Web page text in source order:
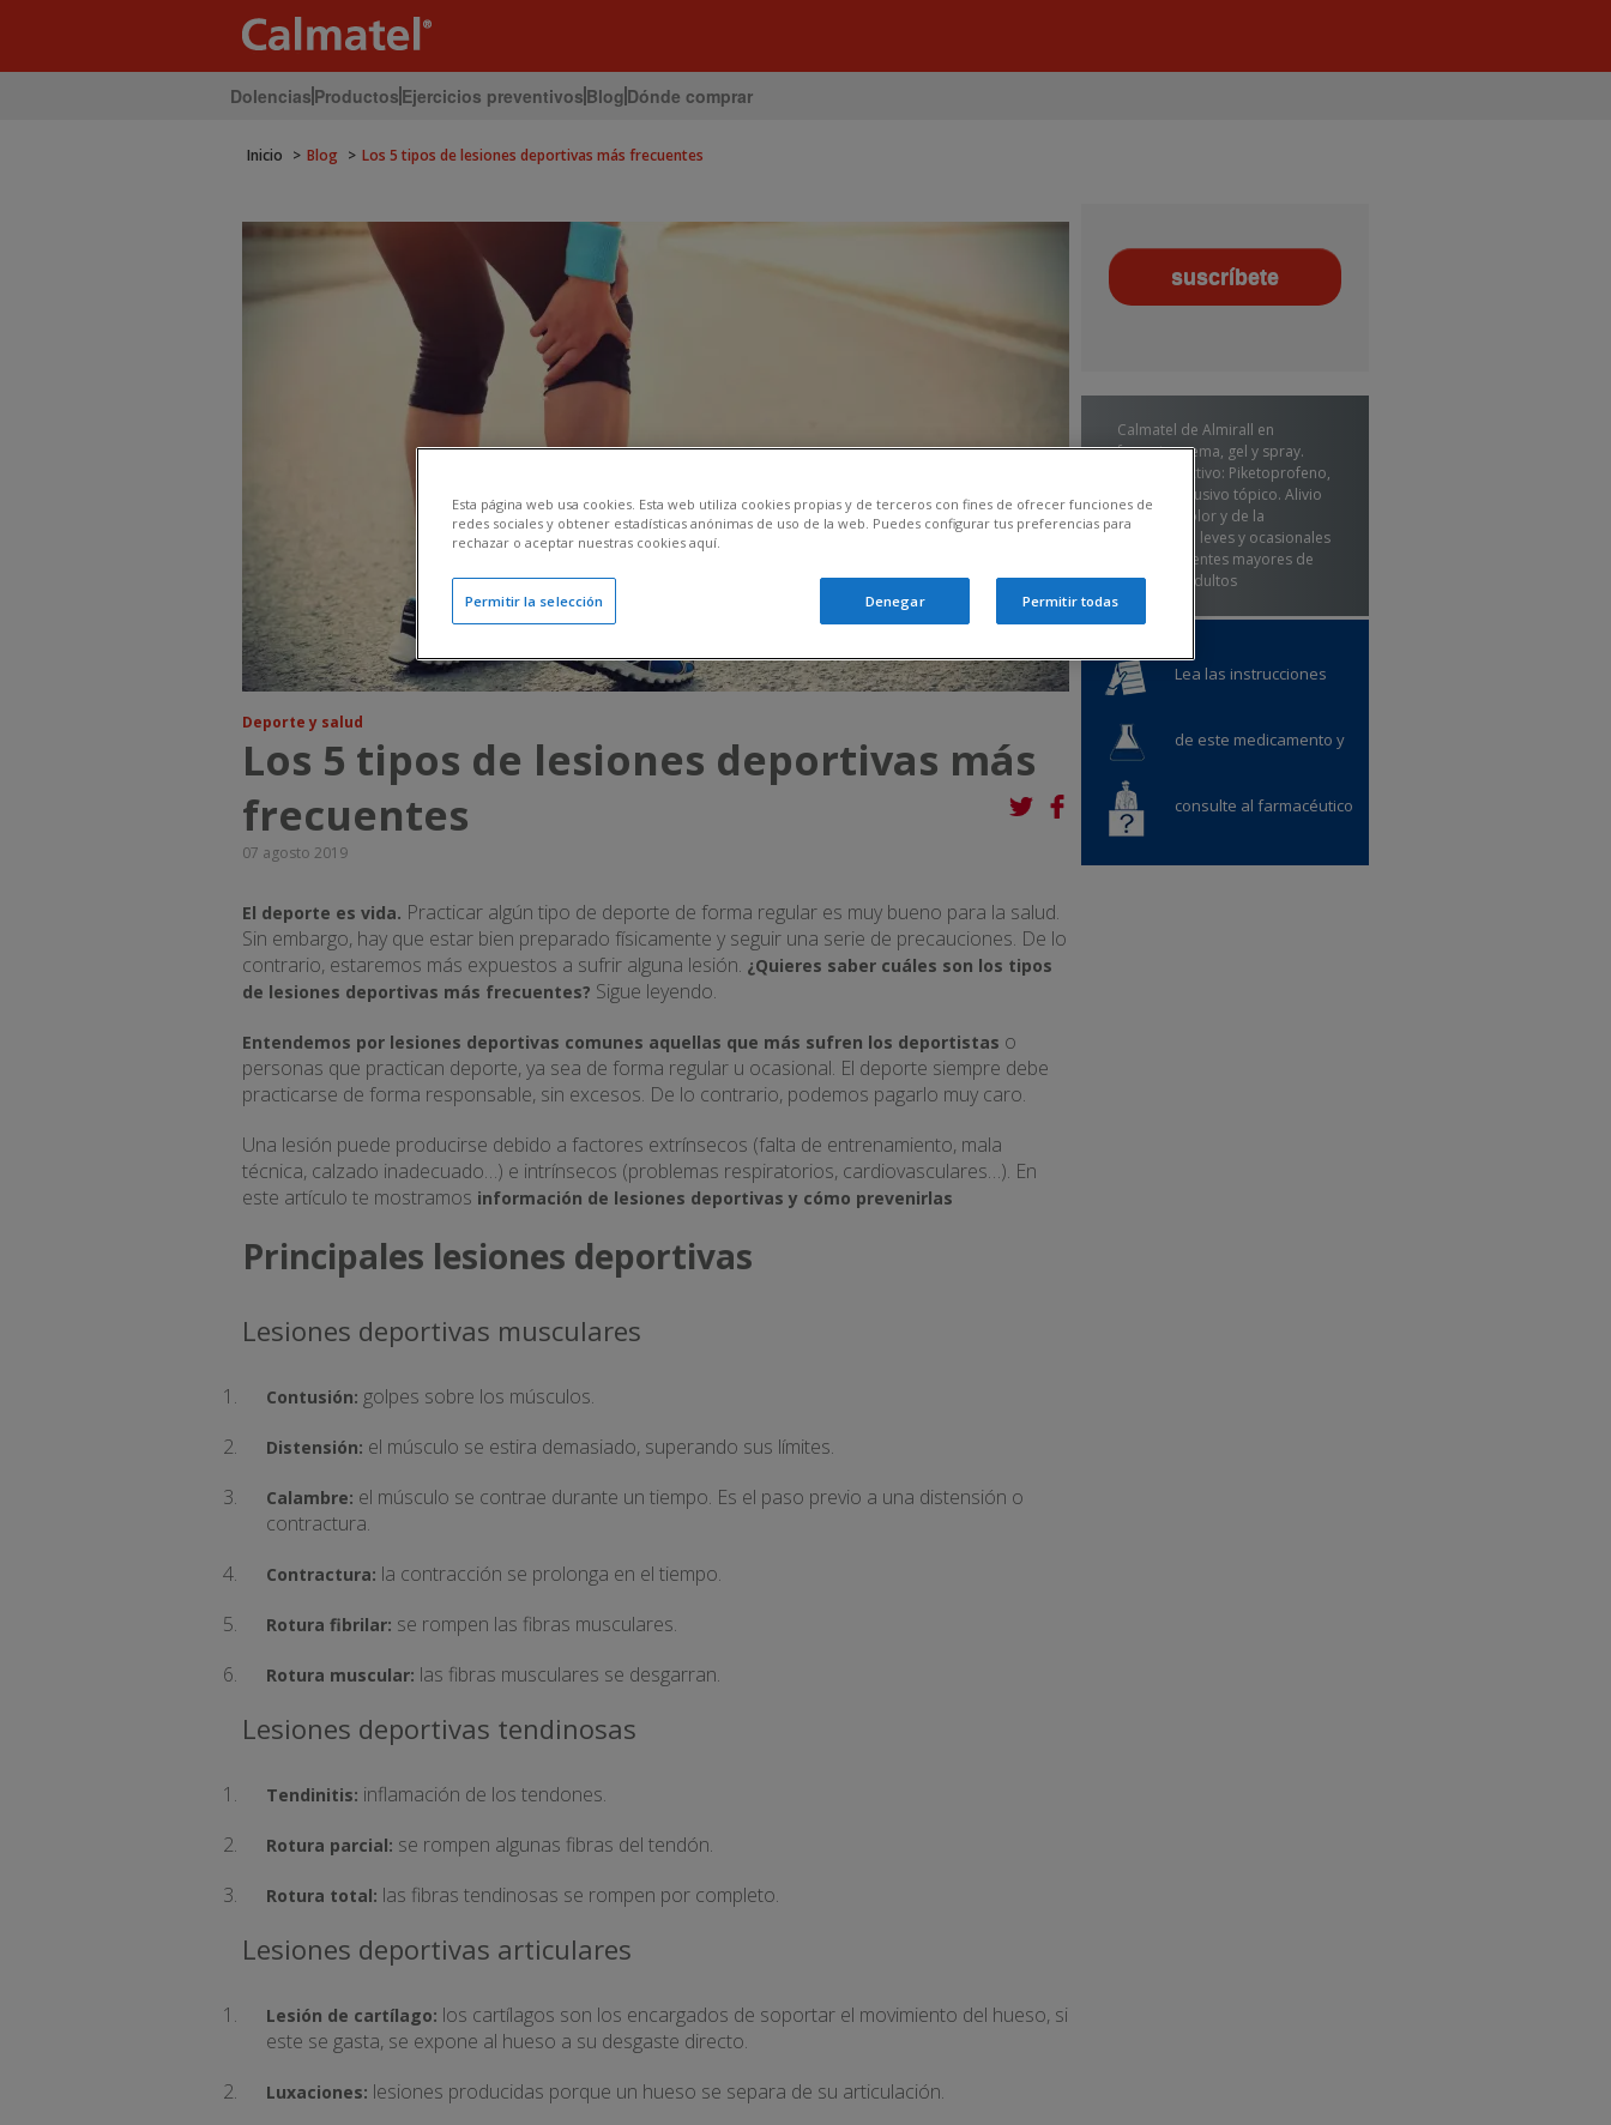
Dolencias Productos Ejercicios preventivos Blog Dónde comprar
Inicio Blog Los 5 tipos de lesiones deportivas más frecuentes
Deporte y salud
Los 5 tipos de lesiones deportivas más
frecuentes
07 agosto 2019
El deporte es vida. Practicar algún tipo de deporte de forma regular es muy bueno para la salud.
Sin embargo, hay que estar bien preparado físicamente y seguir una serie de precauciones. De lo
contrario, estaremos más expuestos a sufrir alguna lesión. ¿Quieres saber cuáles son los tipos
de lesiones deportivas más frecuentes? Sigue leyendo.
Entendemos por lesiones deportivas comunes aquellas que más sufren los deportistas o
personas que practican deporte, ya sea de forma regular u ocasional. El deporte siempre debe
practicarse de forma responsable, sin excesos. De lo contrario, podemos pagarlo muy caro.
Una lesión puede producirse debido a factores extrínsecos (falta de entrenamiento, mala
técnica, calzado inadecuado…) e intrínsecos (problemas respiratorios, cardiovasculares…). En
este artículo te mostramos información de lesiones deportivas y cómo prevenirlas
Principales lesiones deportivas
Lesiones deportivas musculares
Contusión: golpes sobre los músculos.
Distensión: el músculo se estira demasiado, superando sus límites.
Calambre: el músculo se contrae durante un tiempo. Es el paso previo a una distensión o
contractura.
Contractura: la contracción se prolonga en el tiempo.
Rotura fibrilar: se rompen las fibras musculares.
Rotura muscular: las fibras musculares se desgarran.
Lesiones deportivas tendinosas
Tendinitis: inflamación de los tendones.
Rotura parcial: se rompen algunas fibras del tendón.
Rotura total: las fibras tendinosas se rompen por completo.
Lesiones deportivas articulares
Lesión de cartílago: los cartílagos son los encargados de soportar el movimiento del hueso, si
este se gasta, se expone al hueso a su desgaste directo.
Luxaciones: lesiones producidas porque un hueso se separa de su articulación.
Calmatel de Almirall en
formato crema, gel y spray.
Principio activo: Piketoprofeno,
de uso exclusivo tópico. Alivio
local del dolor y de la
inflamación leves y ocasionales
en adolescentes mayores de
12 años y adultos
Lea las instrucciones
de este medicamento y
consulte al farmacéutico
Esta página web usa cookies. Esta web utiliza cookies propias y de terceros con fines de ofrecer funciones de
redes sociales y obtener estadísticas anónimas de uso de la web. Puedes configurar tus preferencias para
rechazar o aceptar nuestras cookies aquí.
Permitir la selección Denegar Permitir todas